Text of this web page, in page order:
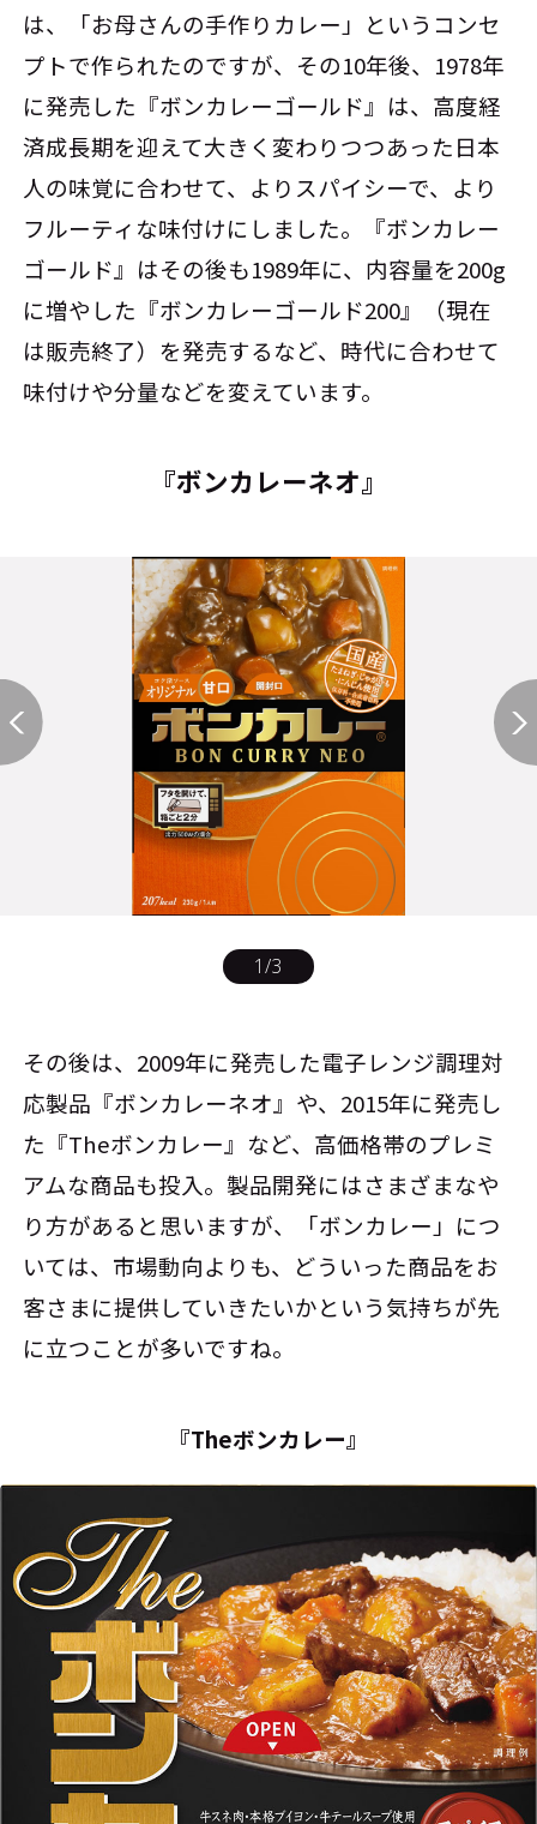
は、「お母さんの手作りカレー」というコンセ
プトで作られたのですが、その10年後、1978年
に発売した『ボンカレーゴールド』は、高度経
済成長期を迎えて大きく変わりつつあった日本
人の味覚に合わせて、よりスパイシーで、より
フルーティな味付けにしました。『ボンカレー
ゴールド』はその後も1989年に、内容量を200g
に増やした『ボンカレーゴールド200』（現在
は販売終了）を発売するなど、時代に合わせて
味付けや分量などを変えています。
『ボンカレーネオ』
1/3
その後は、2009年に発売した電子レンジ調理対
応製品『ボンカレーネオ』や、2015年に発売し
た『Theボンカレー』など、高価格帯のプレミ
アムな商品も投入。製品開発にはさまざまなや
り方があると思いますが、「ボンカレー」につ
いては、市場動向よりも、どういった商品をお
客さまに提供していきたいかという気持ちが先
に立つことが多いですね。
『Theボンカレー』